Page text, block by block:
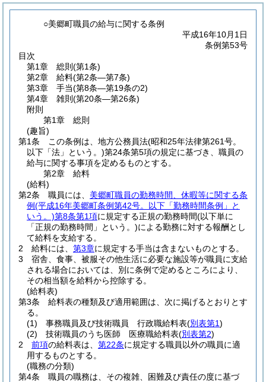
○美郷町職員の給与に関する条例
平成16年10月1日
条例第53号
目次
第1章
総則 (第1条)
第2章
給料(第2条―第7条)
第3章
手当(第8条―第19条の2)
第4章
雑則 (第20条―第26条)
附則
第1章
総則
(趣旨)
第1条
この条例は、地方公務員法(昭和25年法律第261号。
以下「法」という。)第24条第5項の規定に基づき、職員の
給与に関する事項を定めるものとする。
第2章
給料
(給料)
第2条
職員には、 美郷町職員の勤務時間、休暇等に関する条
例(平成16年美郷町条例第42号。以下「勤務時間条例」と
いう。)第8条第1項に規定する正規の勤務時間(以下単に
「正規の勤務時間」という。)による勤務に対する報酬とし
て給料を支給する。
2
給料には、 第3章に規定する手当は含まないものとする。
3
宿舎、食事、被服その他生活に必要な施設等が職員に支給
される場合においては、別に条例で定めるところにより、
その相当額を給料から控除する。
(給料表)
第3条
給料表の種類及び適用範囲は、次に掲げるとおりとす
る。
(1)
事務職員及び技術職員 行政職給料表(別表第1)
(2)
技術職員のうち医師 医療職給料表(別表第2)
2
前項の給料表は、 第22条に規定する職員以外の職員に適
用するものとする。
(職務の分類)
第4条
職員の職務は、その複雑、困難及び責任の度に基づ